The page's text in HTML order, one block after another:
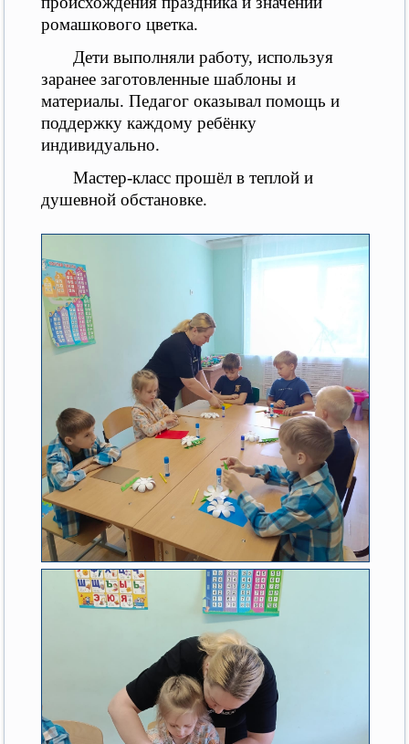
ромашкового цветка.
Дети выполняли работу, используя
заранее заготовленные шаблоны и
материалы. Педагог оказывал помощь и
поддержку каждому ребёнку
индивидуально.
Мастер-класс прошёл в теплой и
душевной обстановке.